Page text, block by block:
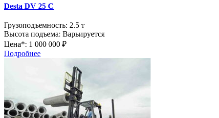
Desta DV 25 C
Грузоподъемность: 2.5 т
Высота подъема: Варьируется
Цена*: 1 000 000 ₽
Подробнее